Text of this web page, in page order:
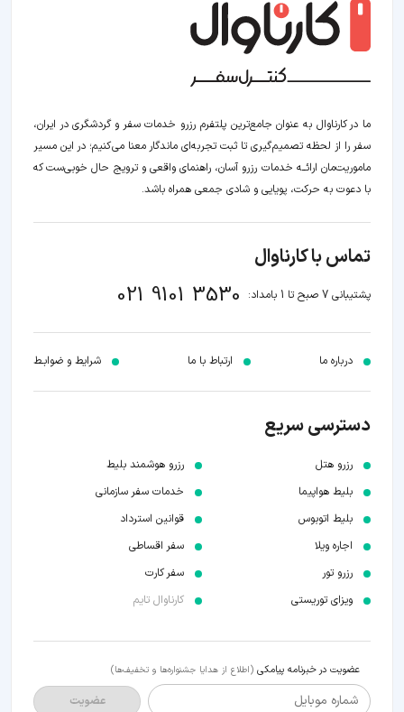
ما در کارناوال به عنوان جامع‌ترین پلتفرم رزرو خدمات سفر و گردشگری در ایران،
سفر را از لحظه‌ تصمیم‌گیری تا ثبت تجربه‌ای ماندگار معنا می‌کنیم؛ در این مسیر‍
ماموریت‌مان اراﺋــﻪ خدمات رزرو آسان، راهنمای واقعی و ترویج حال خوبی‌ست که
با دعوت به حرکت، پویایی و شادی جمعی همراه باشد.
تماس با کارناوال
پشتیبانی 7 صبح تا 1 بامداد: 021 9101 3530
درباره ما ارتباط با ما شرایط و ضوابـط
دسترسی سریع
رزرو هتل
بلیط هواپیما
بلیط اتوبوس
اجاره ویلا
رزرو تور
ویزای توریستی
رزرو هوشمند بلیط
خدمات سفر سازمانی
قوانین استرداد
سفر اقساطی
سفر کارت
کارناوال تایم
عضویت در خبرنامه پیامکی (اطلاع از هدایا جشنواره‌ها و تخفیف‌ها)
شماره موبایل عضویت